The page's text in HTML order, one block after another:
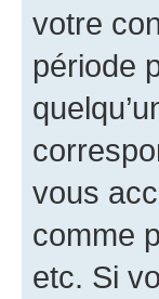
votre
période
vous
comme
etc. Si